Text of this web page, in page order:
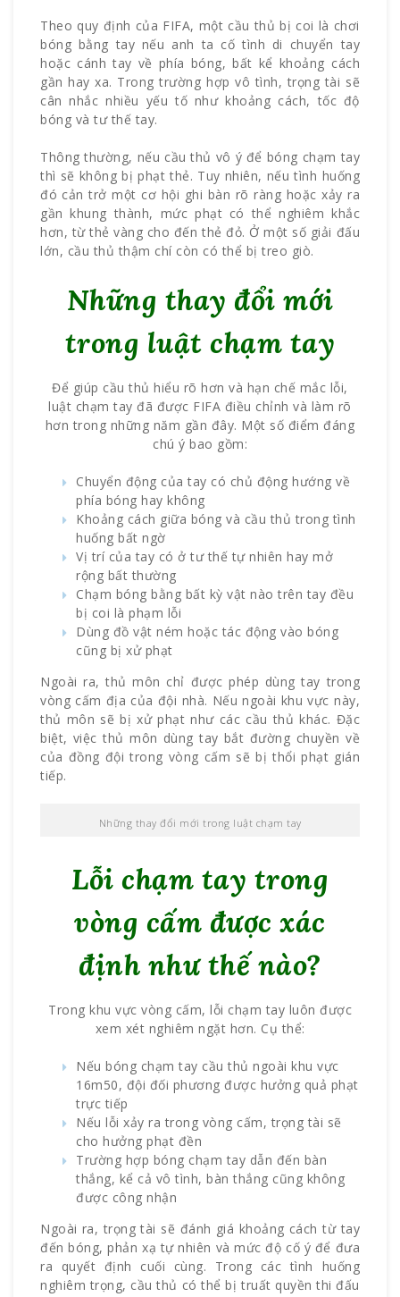
Theo quy định của FIFA, một cầu thủ bị coi là chơi
bóng bằng tay nếu anh ta cố tình di chuyển tay
hoặc cánh tay về phía bóng, bất kể khoảng cách
gần hay xa. Trong trường hợp vô tình, trọng tài sẽ
cân nhắc nhiều yếu tố như khoảng cách, tốc độ
bóng và tư thế tay.
Thông thường, nếu cầu thủ vô ý để bóng chạm tay
thì sẽ không bị phạt thẻ. Tuy nhiên, nếu tình huống
đó cản trở một cơ hội ghi bàn rõ ràng hoặc xảy ra
gần khung thành, mức phạt có thể nghiêm khắc
hơn, từ thẻ vàng cho đến thẻ đỏ. Ở một số giải đấu
lớn, cầu thủ thậm chí còn có thể bị treo giò.
Những thay đổi mới
trong luật chạm tay
Để giúp cầu thủ hiểu rõ hơn và hạn chế mắc lỗi,
luật chạm tay đã được FIFA điều chỉnh và làm rõ
hơn trong những năm gần đây. Một số điểm đáng
chú ý bao gồm:
Chuyển động của tay có chủ động hướng về
phía bóng hay không
Khoảng cách giữa bóng và cầu thủ trong tình
huống bất ngờ
Vị trí của tay có ở tư thế tự nhiên hay mở
rộng bất thường
Chạm bóng bằng bất kỳ vật nào trên tay đều
bị coi là phạm lỗi
Dùng đồ vật ném hoặc tác động vào bóng
cũng bị xử phạt
Ngoài ra, thủ môn chỉ được phép dùng tay trong
vòng cấm địa của đội nhà. Nếu ngoài khu vực này,
thủ môn sẽ bị xử phạt như các cầu thủ khác. Đặc
biệt, việc thủ môn dùng tay bắt đường chuyền về
của đồng đội trong vòng cấm sẽ bị thổi phạt gián
tiếp.
Những thay đổi mới trong luật chạm tay
Lỗi chạm tay trong
vòng cấm được xác
định như thế nào?
Trong khu vực vòng cấm, lỗi chạm tay luôn được
xem xét nghiêm ngặt hơn. Cụ thể:
Nếu bóng chạm tay cầu thủ ngoài khu vực
16m50, đội đối phương được hưởng quả phạt
trực tiếp
Nếu lỗi xảy ra trong vòng cấm, trọng tài sẽ
cho hưởng phạt đền
Trường hợp bóng chạm tay dẫn đến bàn
thắng, kể cả vô tình, bàn thắng cũng không
được công nhận
Ngoài ra, trọng tài sẽ đánh giá khoảng cách từ tay
đến bóng, phản xạ tự nhiên và mức độ cố ý để đưa
ra quyết định cuối cùng. Trong các tình huống
nghiêm trọng, cầu thủ có thể bị truất quyền thi đấu